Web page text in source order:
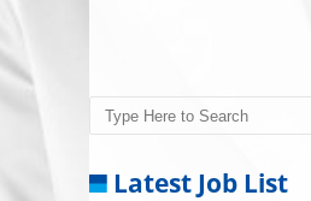
Search
Latest Job List